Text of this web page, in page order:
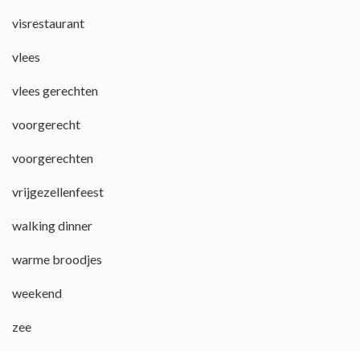
visrestaurant
vlees
vlees gerechten
voorgerecht
voorgerechten
vrijgezellenfeest
walking dinner
warme broodjes
weekend
zee